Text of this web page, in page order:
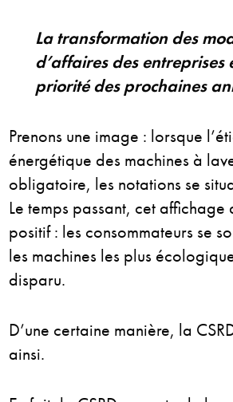
La transformation des
d’affaires des entreprises
priorité des prochaines
Prenons une image : lorsque
énergétique des machines à
obligatoire, les notations se
Le temps passant, cet affichage
positif : les consommateurs se
les machines les plus
disparu.
D’une certaine manière, la
ainsi.